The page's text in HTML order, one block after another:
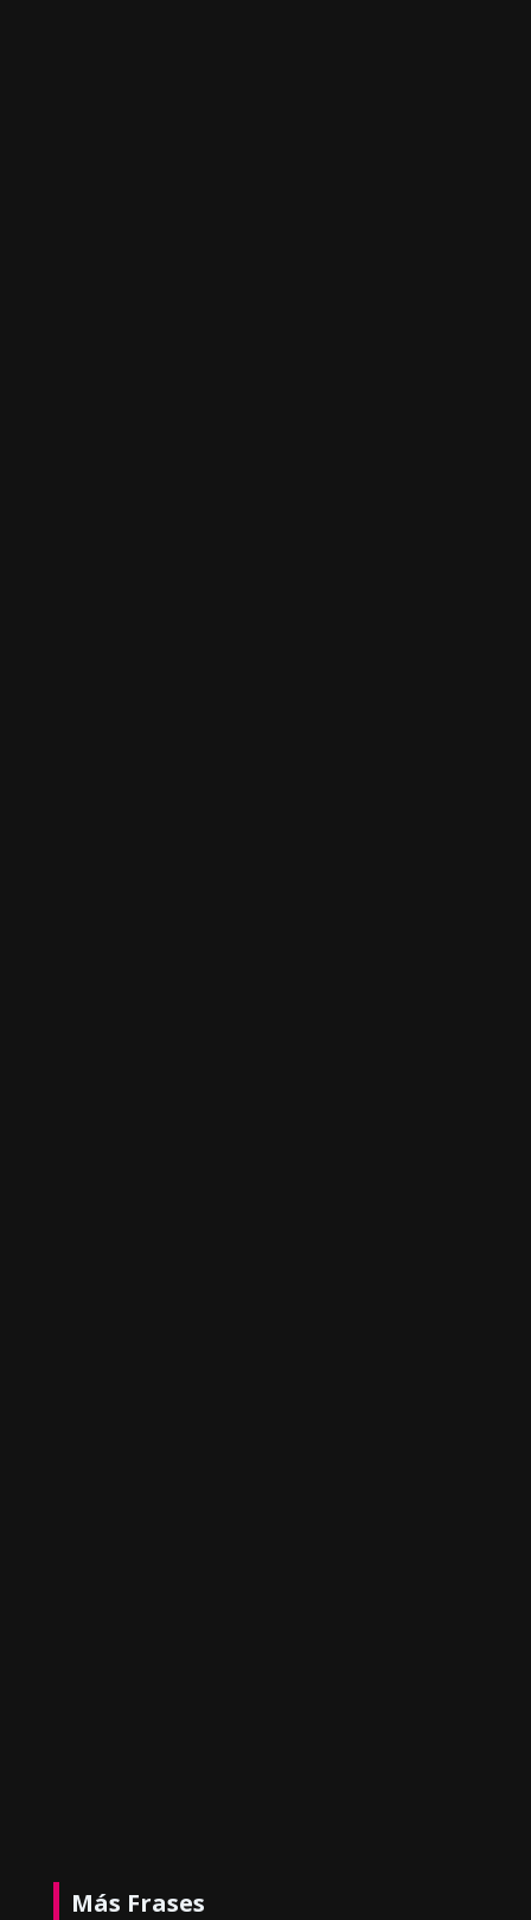
Más Frases